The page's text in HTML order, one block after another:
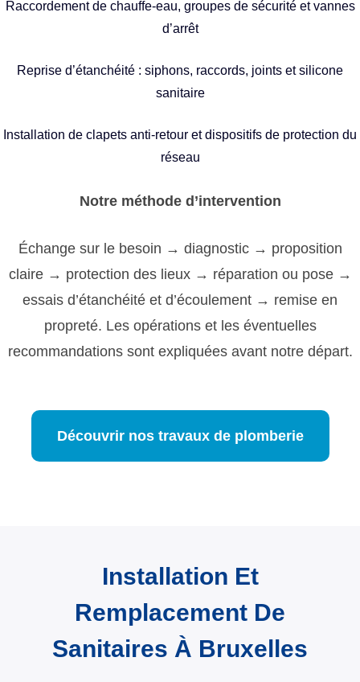
Raccordement de chauffe-eau, groupes de sécurité et vannes
d’arrêt
Reprise d’étanchéité : siphons, raccords, joints et silicone
sanitaire
Installation de clapets anti-retour et dispositifs de protection du
réseau
Notre méthode d’intervention
Échange sur le besoin → diagnostic → proposition
claire → protection des lieux → réparation ou pose →
essais d’étanchéité et d’écoulement → remise en
propreté. Les opérations et les éventuelles
recommandations sont expliquées avant notre départ.
Découvrir nos travaux de plomberie
Installation Et
Remplacement De
Sanitaires À Bruxelles